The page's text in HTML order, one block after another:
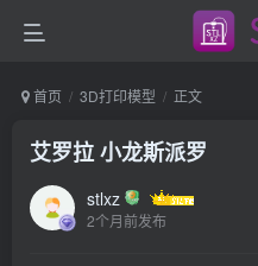
首页 3D打印模型 正文
艾罗拉 小龙斯派罗
stlxz
2个月前发布